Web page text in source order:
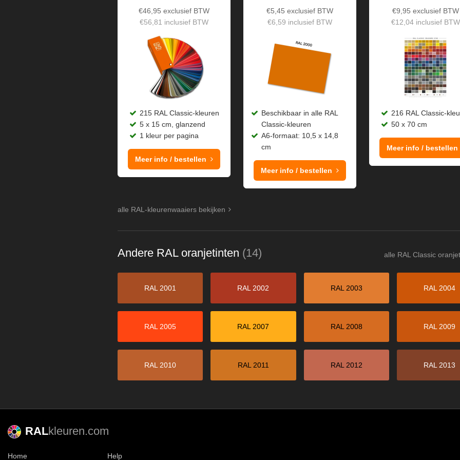
€46,95 exclusief BTW
€56,81 inclusief BTW
215 RAL Classic-kleuren
5 x 15 cm, glanzend
1 kleur per pagina
Meer info / bestellen
€5,45 exclusief BTW
€6,59 inclusief BTW
Beschikbaar in alle RAL
Classic-kleuren
A6-formaat: 10,5 x 14,8
cm
Meer info / bestellen
€9,95 exclusief BTW
€12,04 inclusief BTW
216 RAL Classic-
50 x 70 cm
Meer info / bestellen
alle RAL-kleurenwaaiers bekijken
Andere RAL oranjetinten (14) alle RAL Classic
RAL 2001 RAL 2002 RAL 2003 RAL 2004
RAL 2005 RAL 2007 RAL 2008 RAL 2009
RAL 2010 RAL 2011 RAL 2012 RAL 2013
RALkleuren.com
Home Help